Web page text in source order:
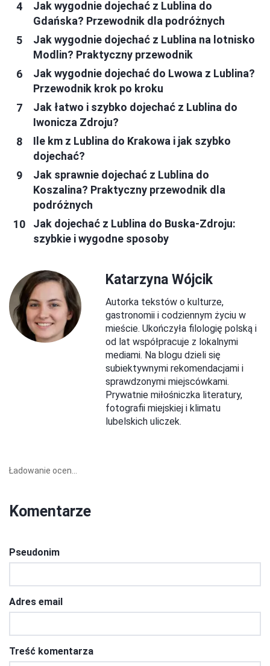
Jak wygodnie dojechać z Lublina do
Gdańska? Przewodnik dla podróżnych
Jak wygodnie dojechać z Lublina na lotnisko
Modlin? Praktyczny przewodnik
Jak wygodnie dojechać do Lwowa z Lublina?
Przewodnik krok po kroku
Jak łatwo i szybko dojechać z Lublina do
Iwonicza Zdroju?
Ile km z Lublina do Krakowa i jak szybko
dojechać?
Jak sprawnie dojechać z Lublina do
Koszalina? Praktyczny przewodnik dla
podróżnych
Jak dojechać z Lublina do Buska-Zdroju:
szybkie i wygodne sposoby
Katarzyna Wójcik
Autorka tekstów o kulturze,
gastronomii i codziennym życiu w
mieście. Ukończyła filologię polską i
od lat współpracuje z lokalnymi
mediami. Na blogu dzieli się
subiektywnymi rekomendacjami i
sprawdzonymi miejscówkami.
Prywatnie miłośniczka literatury,
fotografii miejskiej i klimatu
lubelskich uliczek.
Ładowanie ocen...
Komentarze
Pseudonim
Adres email
Treść komentarza